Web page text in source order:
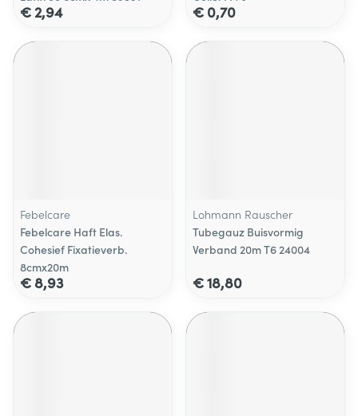
€ 2,94 € 0,70
Febelcare
Febelcare Haft Elas.
Cohesief Fixatieverb.
8cmx20m
€ 8,93
Lohmann Rauscher
Tubegauz Buisvormig
Verband 20m T6 24004
€ 18,80